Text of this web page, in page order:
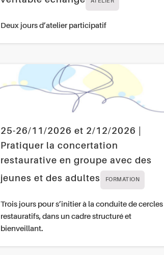
ATELIER
Deux jours d’atelier participatif
25-26/11/2026 et 2/12/2026 |
Pratiquer la concertation
restaurative en groupe avec des
jeunes et des adultes
FORMATION
Trois jours pour s’initier à la conduite de cercles
restauratifs, dans un cadre structuré et
bienveillant.